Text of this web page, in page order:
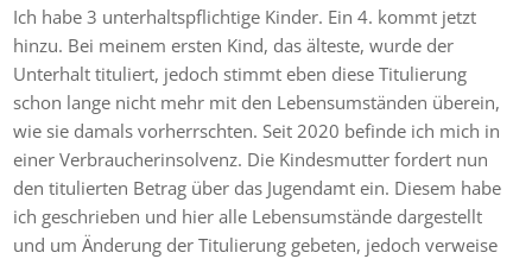
Ich habe 3 unterhaltspflichtige Kinder. Ein 4. kommt jetzt
hinzu. Bei meinem ersten Kind, das älteste, wurde der
Unterhalt tituliert, jedoch stimmt eben diese Titulierung
schon lange nicht mehr mit den Lebensumständen überein,
wie sie damals vorherrschten. Seit 2020 befinde ich mich in
einer Verbraucherinsolvenz. Die Kindesmutter fordert nun
den titulierten Betrag über das Jugendamt ein. Diesem habe
ich geschrieben und hier alle Lebensumstände dargestellt
und um Änderung der Titulierung gebeten, jedoch verweise